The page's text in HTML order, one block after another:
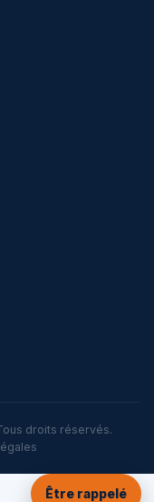
droits réservés.
Être rappelé